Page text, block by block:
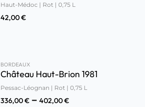
Haut-Médoc | Rot | 0,75 L
42,00€
BORDEAUX
Château Haut-Brion 1981
Pessac-Léognan | Rot | 0,75 L
336,00€ –402,00€